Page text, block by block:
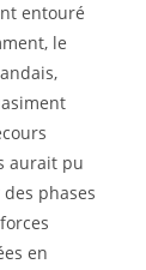
entouré
le
aurait pu
phases
en